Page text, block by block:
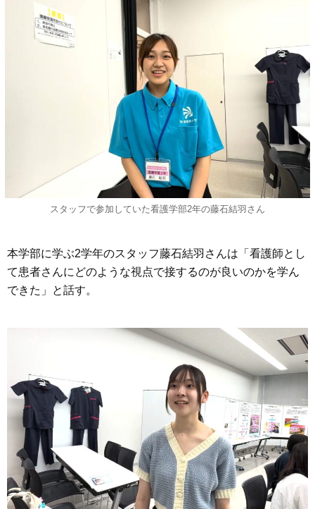
スタッフで参加していた看護学部2年の藤石結羽さん
本学部に学ぶ2学年のスタッフ藤石結羽さんは「看護師とし
て患者さんにどのような視点で接するのが良いのかを学ん
できた」と話す。